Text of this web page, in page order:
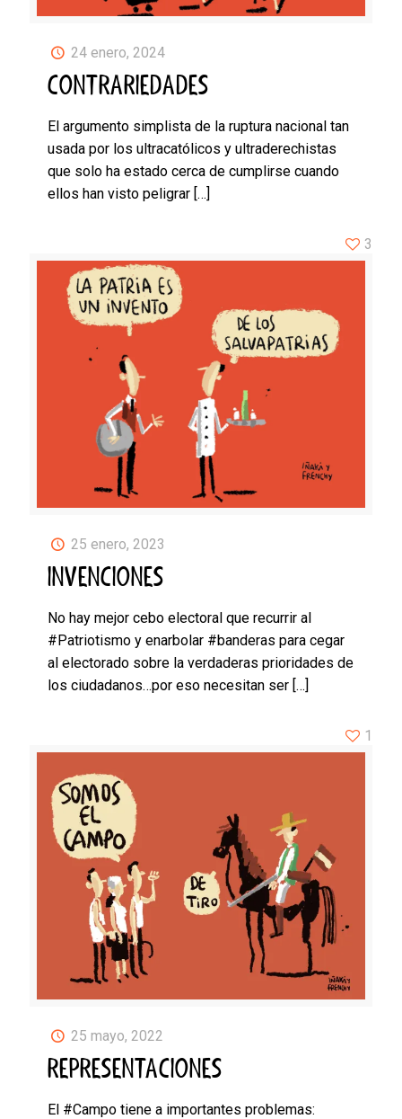
24 enero, 2024
CONTRARIEDADES
El argumento simplista de la ruptura nacional tan
usada por los ultracatólicos y ultraderechistas
que solo ha estado cerca de cumplirse cuando
ellos han visto peligrar […]
25 enero, 2023
INVENCIONES
No hay mejor cebo electoral que recurrir al
#Patriotismo y enarbolar #banderas para cegar
al electorado sobre la verdaderas prioridades de
los ciudadanos…por eso necesitan ser […]
3
25 mayo, 2022
REPRESENTACIONES
El #Campo tiene a importantes problemas:
1